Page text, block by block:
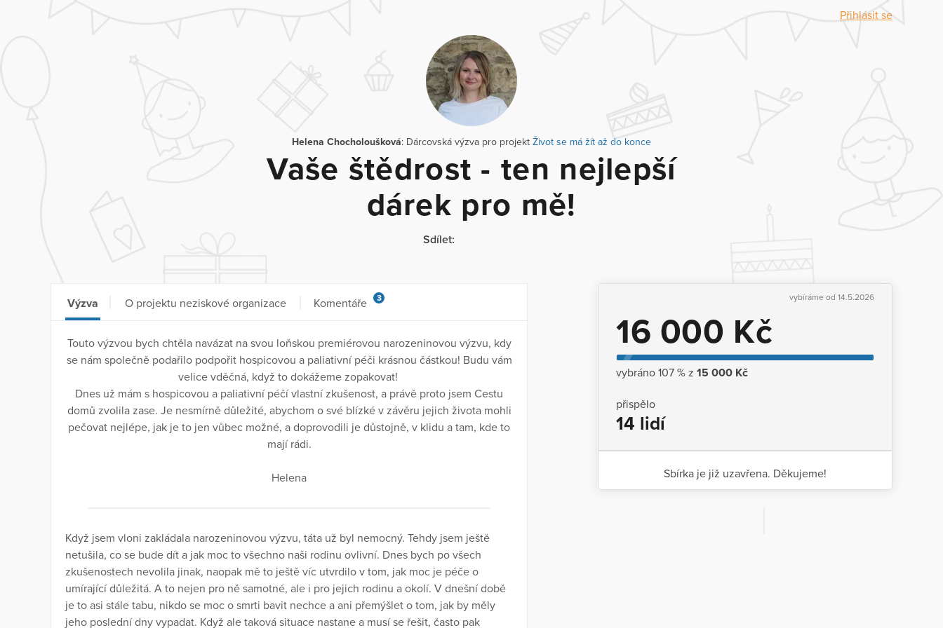
Přihlásit se
Helena Chocholoušková: Dárcovská výzva pro projekt Život se má žít až do konce
Vaše štědrost - ten nejlepší
dárek pro mě!
Sdílet:
vybíráme od 14.5.2026
16 000 Kč
vybráno 107 % z 15 000 Kč
přispělo
14 lidí
Sbírka je již uzavřena. Děkujeme!
Výzva O projektu neziskové organizace Komentáře 3
Touto výzvou bych chtěla navázat na svou loňskou premiérovou narozeninovou výzvu, kdy
se nám společně podařilo podpořit hospicovou a paliativní péči krásnou částkou! Budu vám
velice vděčná, když to dokážeme zopakovat!
Dnes už mám s hospicovou a paliativní péčí vlastní zkušenost, a právě proto jsem Cestu
domů zvolila zase. Je nesmírně důležité, abychom o své blízké v závěru jejich života mohli
pečovat nejlépe, jak je to jen vůbec možné, a doprovodili je důstojně, v klidu a tam, kde to
mají rádi.
Helena
Když jsem vloni zakládala narozeninovou výzvu, táta už byl nemocný. Tehdy jsem ještě
netušila, co se bude dít a jak moc to všechno naši rodinu ovlivní. Dnes bych po všech
zkušenostech nevolila jinak, naopak mě to ještě víc utvrdilo v tom, jak moc je péče o
umírající důležitá. A to nejen pro ně samotné, ale i pro jejich rodinu a okolí. V dnešní době
je to asi stále tabu, nikdo se moc o smrti bavit nechce a ani přemýšlet o tom, jak by měly
jeho poslední dny vypadat. Když ale taková situace nastane a musí se řešit, často pak